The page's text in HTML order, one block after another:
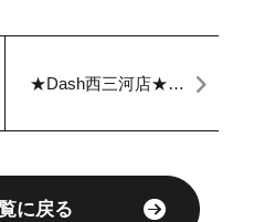
★Dash西三河店★営
に戻る